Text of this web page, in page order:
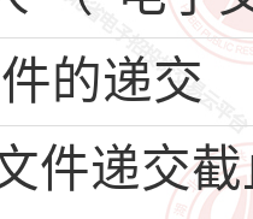
的递交
件递交